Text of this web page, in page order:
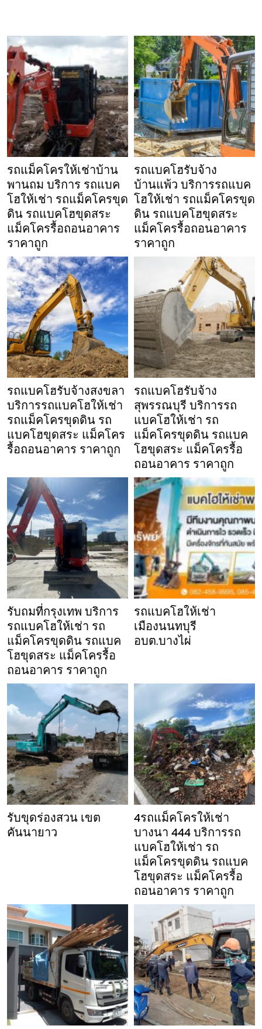
รถแม็คโครให้เช่าบ้าน
พานถม บริการ รถแบค
โฮให้เช่า รถแม็คโครขุด
ดิน รถแบคโฮขุดสระ
แม็คโครรื้อถอนอาคาร
ราคาถูก
รถแบคโฮรับจ้าง
บ้านแพ้ว บริการรถแบค
โฮให้เช่า รถแม็คโครขุด
ดิน รถแบคโฮขุดสระ
แม็คโครรื้อถอนอาคาร
ราคาถูก
รถแบคโฮรับจ้างสงขลา
บริการรถแบคโฮให้เช่า
รถแม็คโครขุดดิน รถ
แบคโฮขุดสระ แม็คโคร
รื้อถอนอาคาร ราคาถูก
รถแบคโฮรับจ้าง
สุพรรณบุรี บริการรถ
แบคโฮให้เช่า รถ
แม็คโครขุดดิน รถแบค
โฮขุดสระ แม็คโครรื้อ
ถอนอาคาร ราคาถูก
รับถมที่กรุงเทพ บริการ
รถแบคโฮให้เช่า รถ
แม็คโครขุดดิน รถแบค
โฮขุดสระ แม็คโครรื้อ
ถอนอาคาร ราคาถูก
รถแบคโฮให้เช่า
เมืองนนทบุรี
อบต.บางไผ่
รับขุดร่องสวน เขต
คันนายาว
4รถแม็คโครให้เช่า
บางนา 444 บริการรถ
แบคโฮให้เช่า รถ
แม็คโครขุดดิน รถแบค
โฮขุดสระ แม็คโครรื้อ
ถอนอาคาร ราคาถูก